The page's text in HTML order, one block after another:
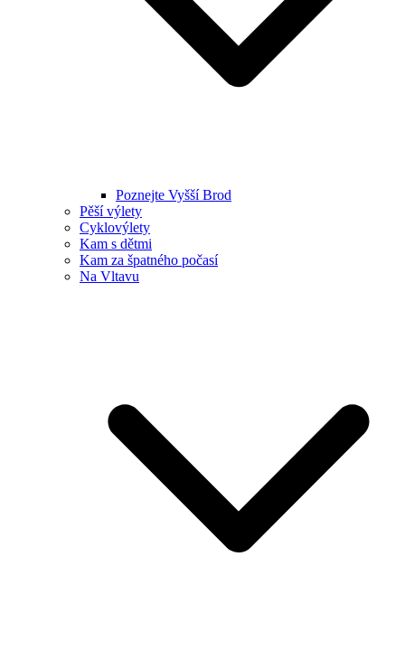
Poznejte Vyšší Brod
Pěší výlety
Cyklovýlety
Kam s dětmi
Kam za špatného počasí
Na Vltavu